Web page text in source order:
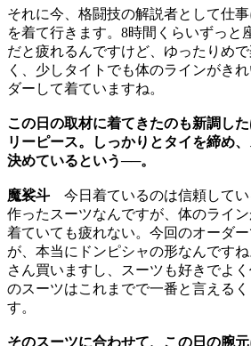
それに今、格闘技の解説者として仕
を着て行きます。8時間くらいずっと
だと疲れるんですけど、ゆったりめ
く、少しタイトでも体のラインがき
ダーして着ていますね。
この日の取材に着てきたのも新調し
リーピース。しっかりとタイを締め
決めているという──。
魔裟斗 今日着ているのは信頼して
作ったスーツなんですが、体のライン
着ていても疲れない。今回のオーダ
が、本当にドンピシャの形なんです
さん買いますし、スーツも好きでよ
のスーツはこれまでで一番と言える
す。
そのスーツに合わせて、この日の腕